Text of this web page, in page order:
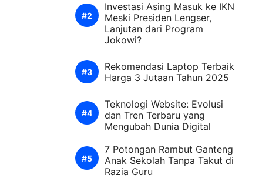
Investasi Asing Masuk ke IKN
Meski Presiden Lengser,
Lanjutan dari Program
Jokowi?
Rekomendasi Laptop Terbaik
Harga 3 Jutaan Tahun 2025
Teknologi Website: Evolusi
dan Tren Terbaru yang
Mengubah Dunia Digital
7 Potongan Rambut Ganteng
Anak Sekolah Tanpa Takut di
Razia Guru